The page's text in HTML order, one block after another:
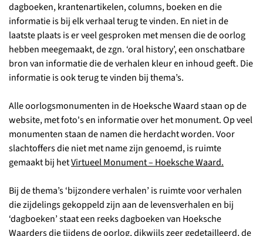
dagboeken, krantenartikelen, columns, boeken en die
informatie is bij elk verhaal terug te vinden. En niet in de
laatste plaats is er veel gesproken met mensen die de oorlog
hebben meegemaakt, de zgn. ‘oral history’, een onschatbare
bron van informatie die de verhalen kleur en inhoud geeft. Die
informatie is ook terug te vinden bij thema’s.
Alle oorlogsmonumenten in de Hoeksche Waard staan op de
website, met foto's en informatie over het monument. Op veel
monumenten staan de namen die herdacht worden. Voor
slachtoffers die niet met name zijn genoemd, is ruimte
gemaakt bij hetVirtueel Monument – Hoeksche Waard.
Bij de thema’s ‘bijzondere verhalen’ is ruimte voor verhalen
die zijdelings gekoppeld zijn aan de levensverhalen en bij
‘dagboeken’ staat een reeks dagboeken van Hoeksche
Waarders die tijdens de oorlog, dikwijls zeer gedetailleerd, de